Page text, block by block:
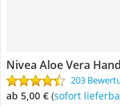
Nivea Aloe Vera
203
ab 5,00 € ( Sofort